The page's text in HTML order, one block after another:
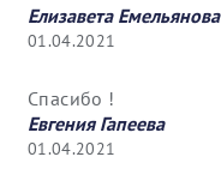
Елизавета Емельянова
01.04.2021
Спасибо !
Евгения Гапеева
01.04.2021